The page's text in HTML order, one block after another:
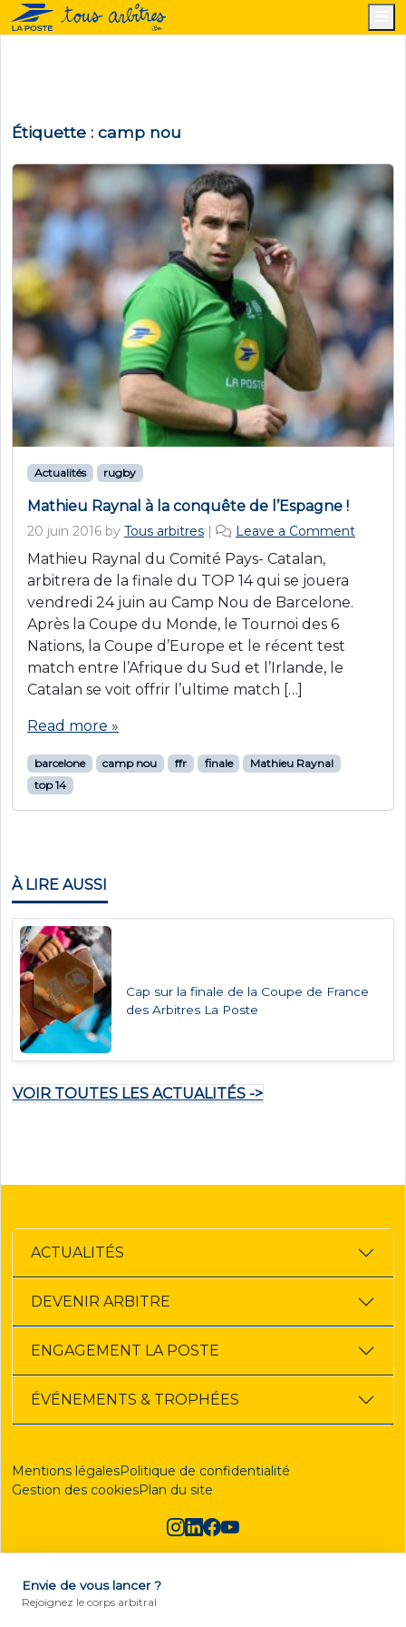
Étiquette : camp nou
Actualités rugby
Mathieu Raynal à la conquête de l’Espagne !
20 juin 2016 by Tous arbitres | Leave a Comment
Mathieu Raynal du Comité Pays- Catalan,
arbitrera de la finale du TOP 14 qui se jouera
vendredi 24 juin au Camp Nou de Barcelone.
Après la Coupe du Monde, le Tournoi des 6
Nations, la Coupe d’Europe et le récent test
match entre l’Afrique du Sud et l’Irlande, le
Catalan se voit offrir l’ultime match […]
Read more »
barcelone camp nou ffr finale
Mathieu Raynal
top 14
À LIRE AUSSI
Cap sur la finale de la Coupe de France
des Arbitres La Poste
VOIR TOUTES LES ACTUALITÉS ->
ACTUALITÉS
DEVENIR ARBITRE
ENGAGEMENT LA POSTE
ÉVÉNEMENTS & TROPHÉES
Mentions légalesPolitique de confidentialité
Gestion des cookiesPlan du site
Envie de vous lancer ?
Rejoignez le corps arbitral